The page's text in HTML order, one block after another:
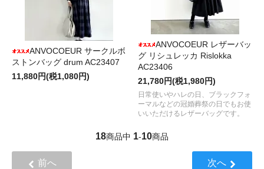
ANVOCOEUR サークルボ
ストンバッグ drum AC23407
11,880円(税1,080円)
ANVOCOEUR レザーバッ
グ リシュレッカ Rislokka
AC23406
21,780円(税1,980円)
日常使いやハレの日、ブラックフォ
ーマルなどの冠婚葬祭の日でもお使
いいただけるレザーバッグです。
18商品中 1-10商品
前へ 次へ